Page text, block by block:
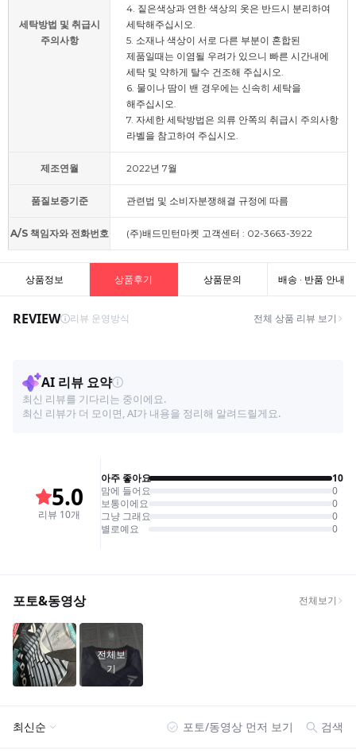
세탁방법 및 취급시
주의사항
4. 짙은색상과 연한 색상의 옷은 반드시 분리하여
세탁해주십시오.
5. 소재나 색상이 서로 다른 부분이 혼합된
제품일때는 이염될 우려가 있으니 빠른 시간내에
세탁 및 약하게 탈수 건조해 주십시오.
6. 물이나 땀이 밴 경우에는 신속히 세탁을
해주십시오.
7. 자세한 세탁방법은 의류 안쪽의 취급시 주의사항
라벨을 참고하여 주십시오.
제조연월 2022년 7월
품질보증기준 관련법 및 소비자분쟁해결 규정에 따름
A/S 책임자와 전화번호 (주)배드민턴마켓 고객센터 : 02-3663-3922
상품정보 상품후기 상품문의 배송 · 반품 안내